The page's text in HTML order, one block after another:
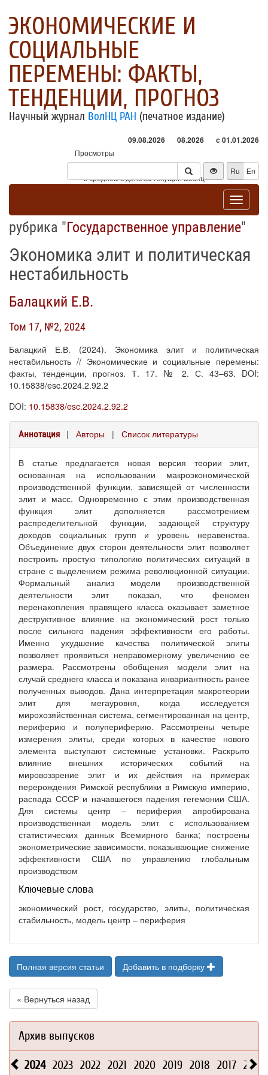
ЭКОНОМИЧЕСКИЕ И
СОЦИАЛЬНЫЕ
ПЕРЕМЕНЫ: ФАКТЫ,
ТЕНДЕНЦИИ, ПРОГНОЗ
Научный журнал ВолНЦ РАН (печатное издание)
09.08.2026 08.2026 с 01.01.2026
Просмотры
Посетители
* - в среднем в день за текущий месяц
Ru En
Toggle
рубрика "Государственное управление"
Экономика элит и политическая
нестабильность
Балацкий Е.В.
Том 17, №2, 2024
Балацкий Е.В. (2024). Экономика элит и политическая
нестабильность // Экономические и социальные перемены:
факты, тенденции, прогноз. Т. 17. № 2. С. 43–63. DOI:
10.15838/esc.2024.2.92.2
DOI: 10.15838/esc.2024.2.92.2
Аннотация | Авторы | Список литературы
В статье предлагается новая версия теории элит,
основанная на использовании макроэкономической
производственной функции, зависящей от численности
элит и масс. Одновременно с этим производственная
функция элит дополняется рассмотрением
распределительной функции, задающей структуру
доходов социальных групп и уровень неравенства.
Объединение двух сторон деятельности элит позволяет
построить простую типологию политических ситуаций в
стране с выделением режима революционной ситуации.
Формальный анализ модели производственной
деятельности элит показал, что феномен
перенакопления правящего класса оказывает заметное
деструктивное влияние на экономический рост только
после сильного падения эффективности его работы.
Именно ухудшение качества политической элиты
позволяет проявиться неправомерному увеличению ее
размера. Рассмотрены обобщения модели элит на
случай среднего класса и показана инвариантность ранее
полученных выводов. Дана интерпретация макротеории
элит для мегауровня, когда исследуется
мирохозяйственная система, сегментированная на центр,
периферию и полупериферию. Рассмотрены четыре
измерения элиты, среди которых в качестве нового
элемента выступают системные установки. Раскрыто
влияние внешних исторических событий на
мировоззрение элит и их действия на примерах
перерождения Римской республики в Римскую империю,
распада СССР и начавшегося падения гегемонии США.
Для системы центр – периферия апробирована
производственная модель элит с использованием
статистических данных Всемирного банка; построены
эконометрические зависимости, показывающие снижение
эффективности США по управлению глобальным
производством
Ключевые слова
экономический рост, государство, элиты, политическая
стабильность, модель центр – периферия
Полная версия статьи Добавить в подборку
« Вернуться назад
Архив выпусков
2024 2023 2022 2021 2020 2019 2018 2017 2016